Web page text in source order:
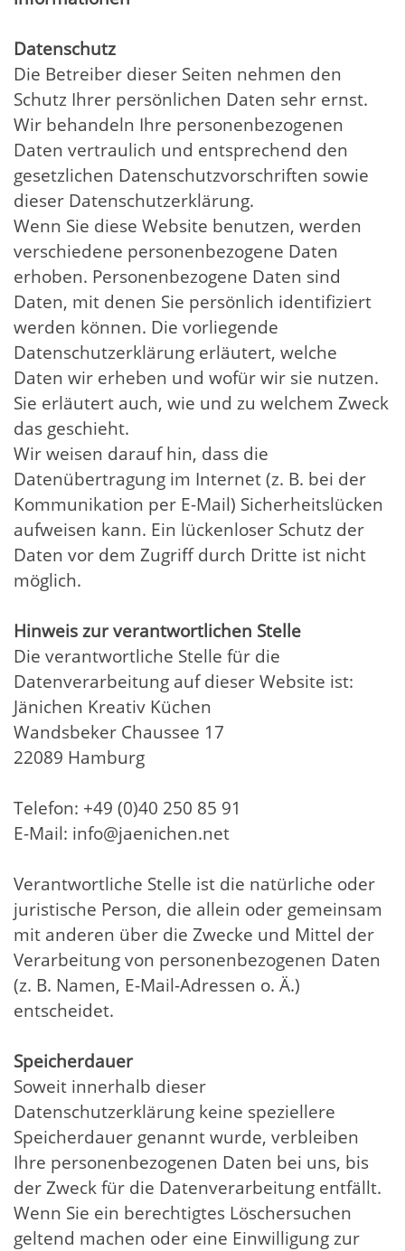
Datenschutz
Die Betreiber dieser Seiten nehmen den
Schutz Ihrer persönlichen Daten sehr ernst.
Wir behandeln Ihre personenbezogenen
Daten vertraulich und entsprechend den
gesetzlichen Datenschutzvorschriften sowie
dieser Datenschutzerklärung.
Wenn Sie diese Website benutzen, werden
verschiedene personenbezogene Daten
erhoben. Personenbezogene Daten sind
Daten, mit denen Sie persönlich identifiziert
werden können. Die vorliegende
Datenschutzerklärung erläutert, welche
Daten wir erheben und wofür wir sie nutzen.
Sie erläutert auch, wie und zu welchem Zweck
das geschieht.
Wir weisen darauf hin, dass die
Datenübertragung im Internet (z. B. bei der
Kommunikation per E-Mail) Sicherheitslücken
aufweisen kann. Ein lückenloser Schutz der
Daten vor dem Zugriff durch Dritte ist nicht
möglich.
Hinweis zur verantwortlichen Stelle
Die verantwortliche Stelle für die
Datenverarbeitung auf dieser Website ist:
Jänichen Kreativ Küchen
Wandsbeker Chaussee 17
22089 Hamburg
Telefon: +49 (0)40 250 85 91
E-Mail: info@jaenichen.net
Verantwortliche Stelle ist die natürliche oder
juristische Person, die allein oder gemeinsam
mit anderen über die Zwecke und Mittel der
Verarbeitung von personenbezogenen Daten
(z. B. Namen, E-Mail-Adressen o. Ä.)
entscheidet.
Speicherdauer
Soweit innerhalb dieser
Datenschutzerklärung keine speziellere
Speicherdauer genannt wurde, verbleiben
Ihre personenbezogenen Daten bei uns, bis
der Zweck für die Datenverarbeitung entfällt.
Wenn Sie ein berechtigtes Löschersuchen
geltend machen oder eine Einwilligung zur